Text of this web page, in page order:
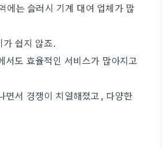
에는 슬러시 기계 대여 업체가 많
쉽지 않죠.
서도 효율적인 서비스가 많아지고
면서 경쟁이 치열해졌고, 다양한